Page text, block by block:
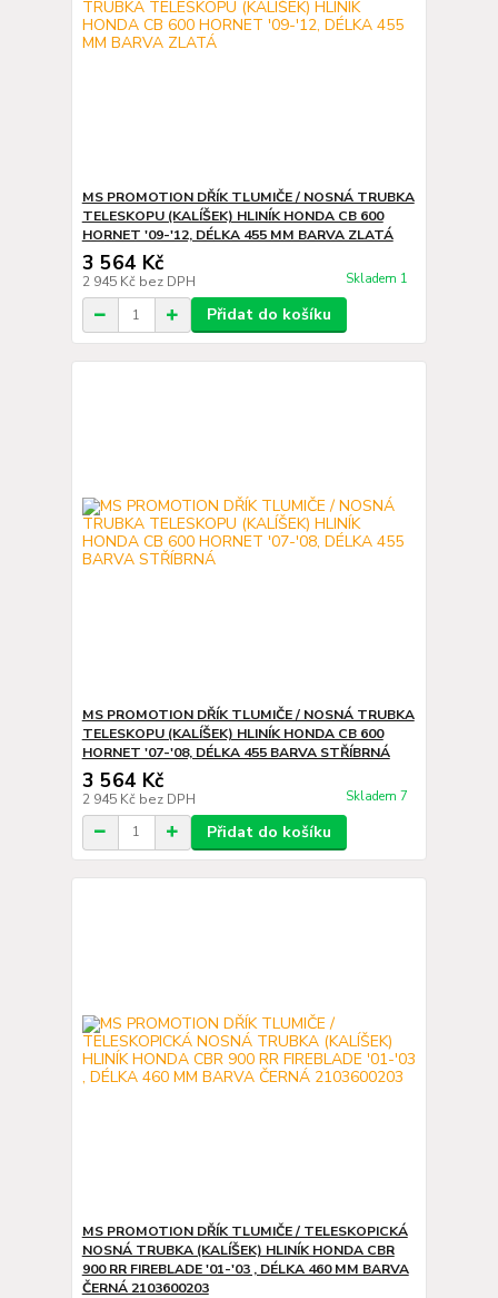
MS PROMOTION DŘÍK TLUMIČE / NOSNÁ TRUBKA
TELESKOPU (KALÍŠEK) HLINÍK HONDA CB 600
HORNET '09-'12, DÉLKA 455 MM BARVA ZLATÁ
3 564 Kč
2 945 Kč bez DPH Skladem 1
Přidat do košíku
MS PROMOTION DŘÍK TLUMIČE / NOSNÁ TRUBKA
TELESKOPU (KALÍŠEK) HLINÍK HONDA CB 600
HORNET '07-'08, DÉLKA 455 BARVA STŘÍBRNÁ
3 564 Kč
2 945 Kč bez DPH Skladem 7
Přidat do košíku
MS PROMOTION DŘÍK TLUMIČE / TELESKOPICKÁ
NOSNÁ TRUBKA (KALÍŠEK) HLINÍK HONDA CBR
900 RR FIREBLADE '01-'03 , DÉLKA 460 MM BARVA
ČERNÁ 2103600203